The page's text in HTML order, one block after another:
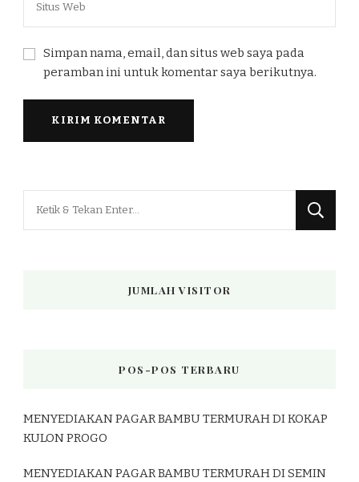
Simpan nama, email, dan situs web saya pada
peramban ini untuk komentar saya berikutnya.
Mencari
JUMLAH VISITOR
POS-POS TERBARU
MENYEDIAKAN PAGAR BAMBU TERMURAH DI KOKAP
KULON PROGO
MENYEDIAKAN PAGAR BAMBU TERMURAH DI SEMIN